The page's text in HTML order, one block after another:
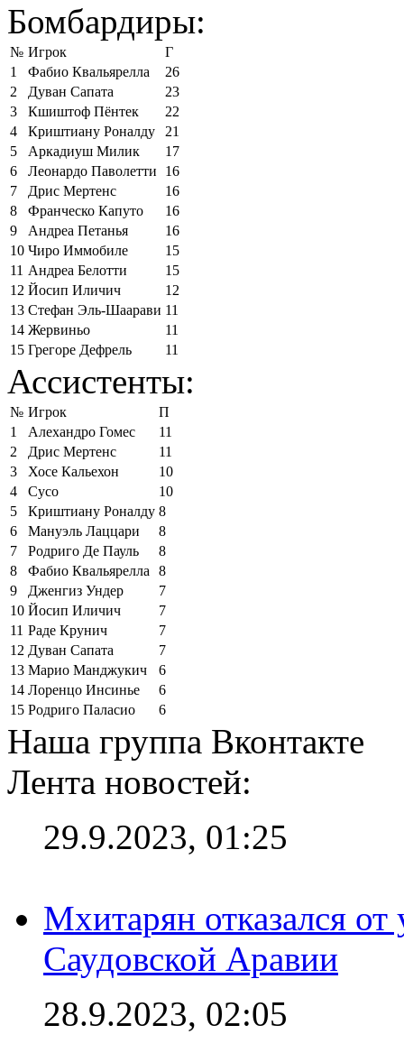
Бомбардиры:
№ Игрок
Г
1
Фабио Квальярелла
26
2
Дуван Сапата
23
3
Кшиштоф Пёнтек
22
4
Криштиану Роналду
21
5
Аркадиуш Милик
17
6
Леонардо Паволетти
16
7
Дрис Мертенс
16
8
Франческо Капуто
16
9
Андреа Петанья
16
10 Чиро Иммобиле
15
11 Андреа Белотти
15
12 Йосип Иличич
12
13 Стефан Эль-Шаарави 11
14 Жервиньо
11
15 Грегоре Дефрель 11
Ассистенты:
№ Игрок
П
1
Алехандро Гомес
11
2
Дрис Мертенс
11
3
Хосе Кальехон
10
4
Сусо
10
5
Криштиану Роналду 8
6
Мануэль Лаццари
8
7
Родриго Де Пауль
8
8
Фабио Квальярелла
8
9
Дженгиз Ундер
7
10 Йосип Иличич
7
11 Раде Крунич
7
12 Дуван Сапата
7
13 Марио Манджукич
6
14 Лоренцо Инсинье
6
15 Родриго Паласио 6
Наша группа Вконтакте
Лента новостей:
29.9.2023, 01:25
Мхитарян отказался от
Саудовской Аравии
28.9.2023, 02:05